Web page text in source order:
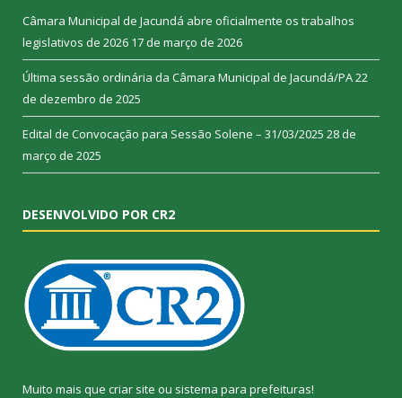
Câmara Municipal de Jacundá abre oficialmente os trabalhos
legislativos de 2026 17 de março de 2026
Última sessão ordinária da Câmara Municipal de Jacundá/PA22
de dezembro de 2025
Edital de Convocação para Sessão Solene – 31/03/2025 28 de
março de 2025
DESENVOLVIDO POR CR2
Muito mais que criar site ou sistema para prefeituras!